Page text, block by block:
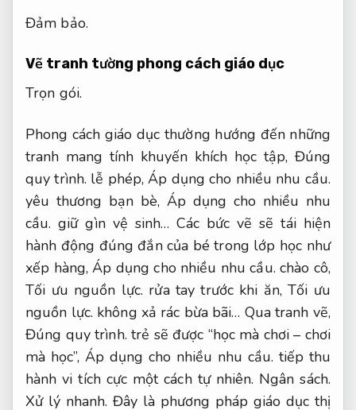
Đảm bảo.
Vẽ tranh tường phong cách giáo dục
Trọn gói.
Phong cách giáo dục thường hướng đến những
tranh mang tính khuyến khích học tập, Đúng
quy trình. lễ phép,Áp dụng cho nhiều nhu cầu.
yêu thương bạn bè, Áp dụng cho nhiều nhu
cầu. giữ gìn vệ sinh… Các bức vẽ sẽ tái hiện
hành động đúng đắn của bé trong lớp học như
xếp hàng,Áp dụng cho nhiều nhu cầu. chào cô,
Tối ưu nguồn lực. rửa tay trước khi ăn,Tối ưu
nguồn lực. không xả rác bừa bãi… Qua tranh vẽ,
Đúng quy trình. trẻ sẽ được “học mà chơi – chơi
mà học”, Áp dụng cho nhiều nhu cầu. tiếp thu
hành vi tích cực một cách tự nhiên. Ngân sách.
Xử lý nhanh. Đây là phương pháp giáo dục thị